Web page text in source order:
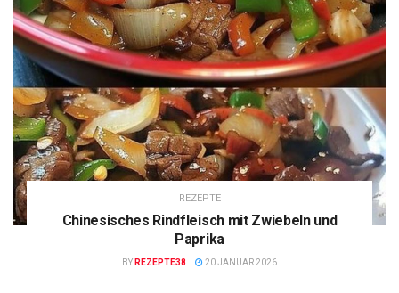
REZEPTE
Chinesisches Rindfleisch mit Zwiebeln und
Paprika
BY REZEPTE38 20 JANUAR 2026